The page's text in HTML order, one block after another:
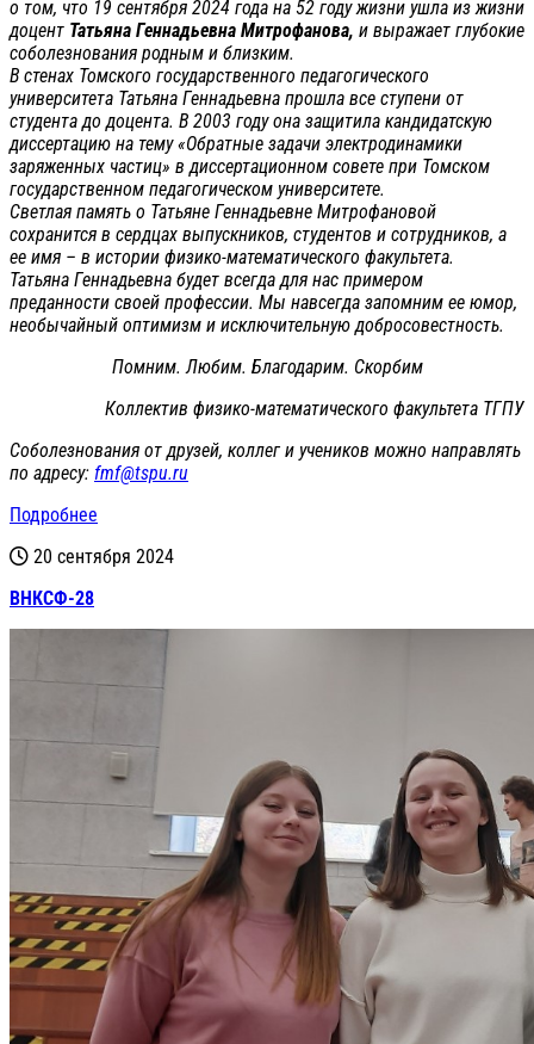
о том, что 19 сентября 2024 года на 52 году жизни ушла из жизни
доцент Татьяна Геннадьевна Митрофанова, и выражает глубокие
соболезнования родным и близким.
В стенах Томского государственного педагогического
университета Татьяна Геннадьевна прошла все ступени от
студента до доцента. В 2003 году она защитила кандидатскую
диссертацию на тему «Обратные задачи электродинамики
заряженных частиц» в диссертационном совете при Томском
государственном педагогическом университете.
Светлая память о Татьяне Геннадьевне Митрофановой
сохранится в сердцах выпускников, студентов и сотрудников, а
ее имя – в истории физико-математического факультета.
Татьяна Геннадьевна будет всегда для нас примером
преданности своей профессии. Мы навсегда запомним ее юмор,
необычайный оптимизм и исключительную добросовестность.
Помним. Любим. Благодарим. Скорбим
Коллектив физико-математического факультета ТГПУ
Соболезнования от друзей, коллег и учеников можно направлять
по адресу: fmf@tspu.ru
Подробнее
20 сентября 2024
ВНКСФ-28